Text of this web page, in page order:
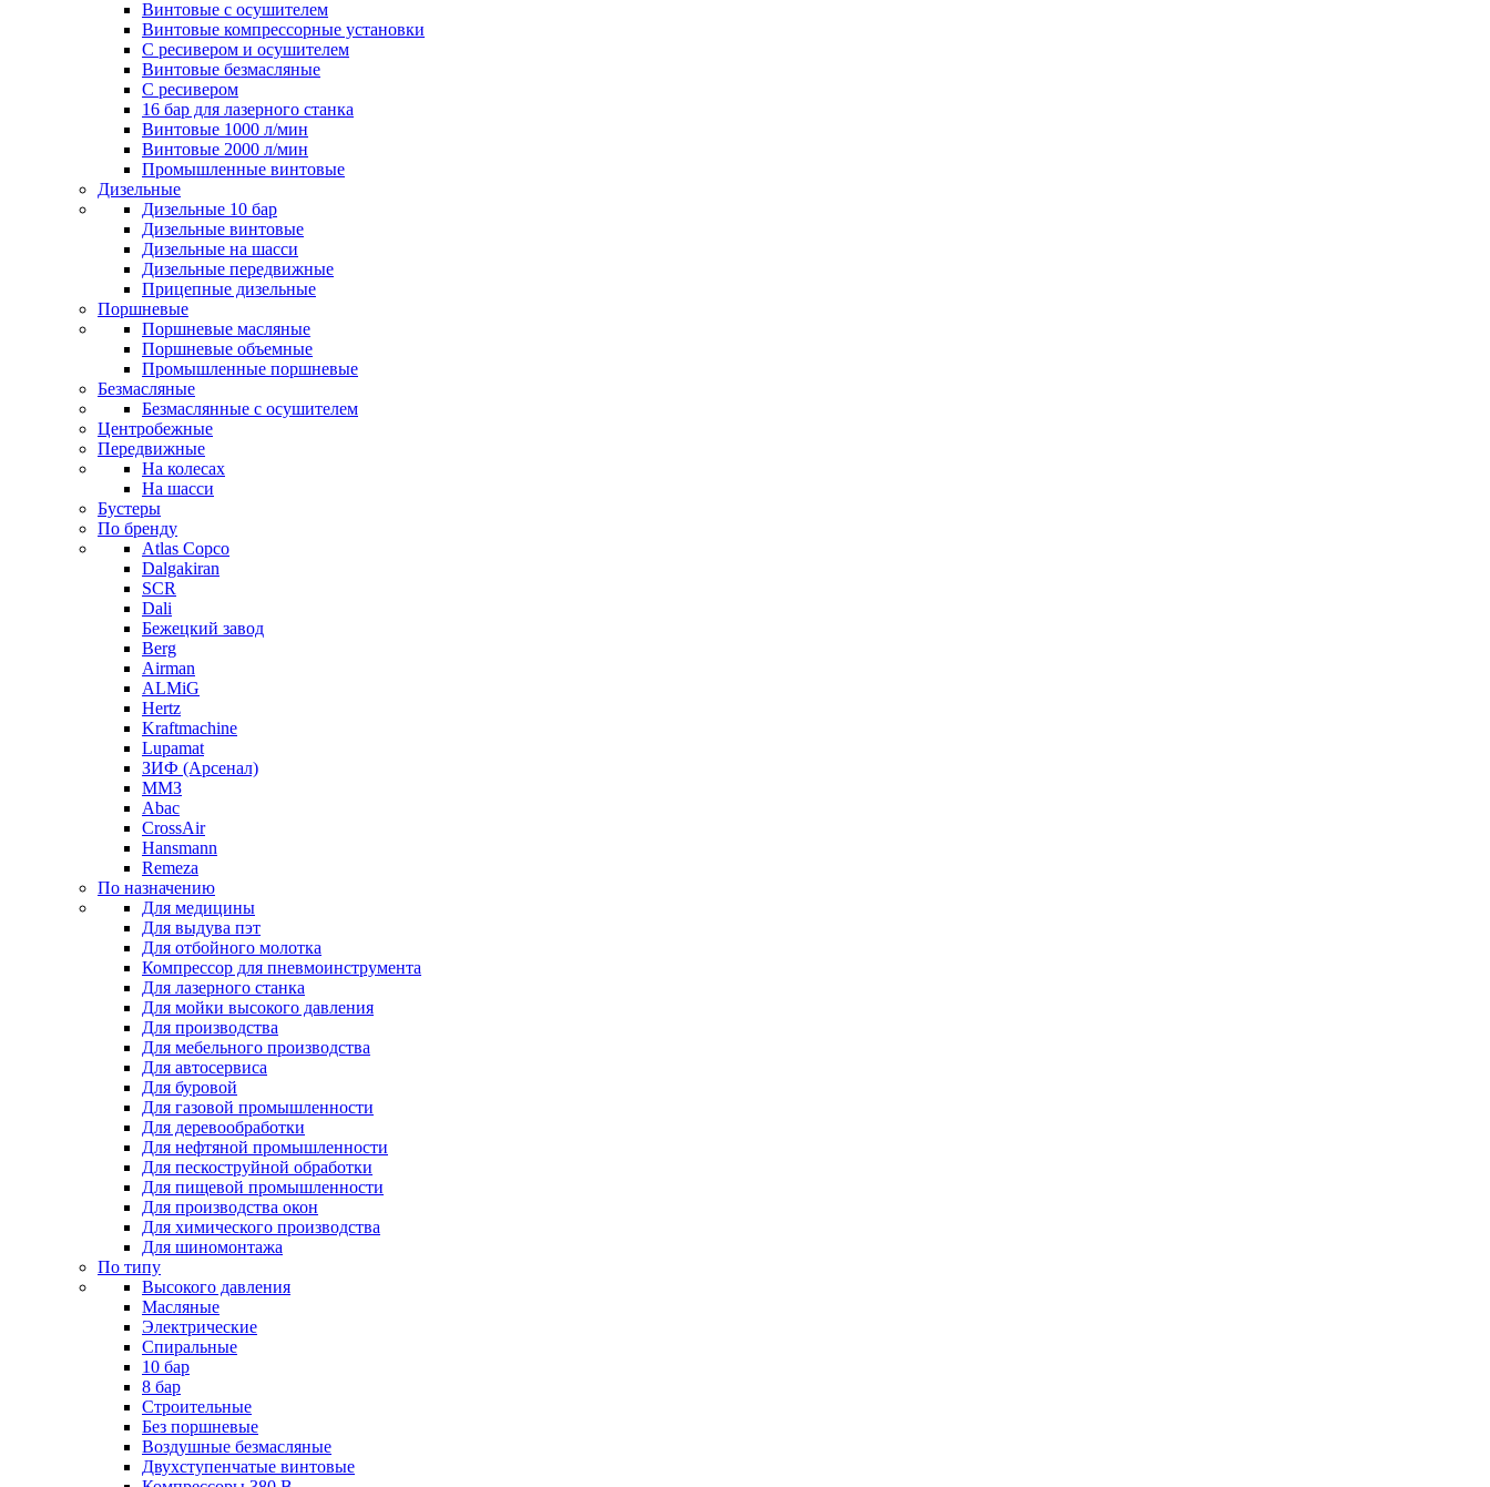
Винтовые с осушителем
Винтовые компрессорные установки
C ресивером и осушителем
Винтовые безмасляные
C ресивером
16 бар для лазерного станка
Винтовые 1000 л/мин
Винтовые 2000 л/мин
Промышленные винтовые
Дизельные
Дизельные 10 бар
Дизельные винтовые
Дизельные на шасси
Дизельные передвижные
Прицепные дизельные
Поршневые
Поршневые масляные
Поршневые объемные
Промышленные поршневые
Безмасляные
Безмаслянные с осушителем
Центробежные
Передвижные
На колесах
На шасси
Бустеры
По бренду
Atlas Copco
Dalgakiran
SCR
Dali
Бежецкий завод
Berg
Airman
ALMiG
Hertz
Kraftmachine
Lupamat
ЗИФ (Арсенал)
ММЗ
Abac
CrossAir
Hansmann
Remeza
По назначению
Для медицины
Для выдува пэт
Для отбойного молотка
Компрессор для пневмоинструмента
Для лазерного станка
Для мойки высокого давления
Для производства
Для мебельного производства
Для автосервиса
Для буровой
Для газовой промышленности
Для деревообработки
Для нефтяной промышленности
Для пескоструйной обработки
Для пищевой промышленности
Для производства окон
Для химического производства
Для шиномонтажа
По типу
Высокого давления
Масляные
Электрические
Спиральные
10 бар
8 бар
Cтроительные
Без поршневые
Воздушные безмасляные
Двухступенчатые винтовые